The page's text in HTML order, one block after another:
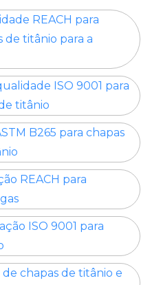
REACH para
de titânio para a
ISO 9001 para
titânio
B265 para chapas
REACH para
ISO 9001 para
chapas de titânio e